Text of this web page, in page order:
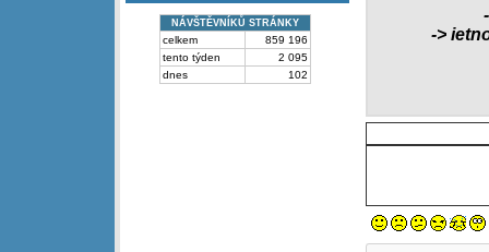
->
NÁVŠTĚVNÍKŮ STRÁNKY
celkem
859 196
tento týden
2 095
dnes
102